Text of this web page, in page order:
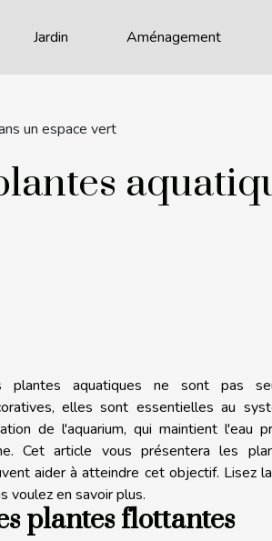
Jardin Aménagement
un espace vert
plantes aquatiques ne sont pas
elles sont essentielles au
de l'aquarium, qui maintient l'eau
Cet article vous présentera les
aider à atteindre cet objectif. Lisez
voulez en savoir plus.
plantes flottantes